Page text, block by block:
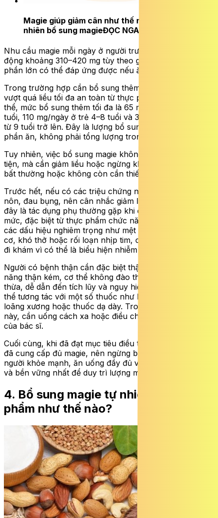
Magie giúp giảm cân như thế nào, các nguồn tự
nhiên bổ sung magieĐỌC NGAY
Nhu cầu magie mỗi ngày ở người trưởng thành dao
động khoảng 310–420 mg tùy theo giới tính, độ tuổi, và
phần lớn có thể đáp ứng được nếu ăn uống đầy đủ.
Trong trường hợp cần bổ sung thêm, cần lưu ý không
vượt quá liều tối đa an toàn từ thực phẩm chức năng. Cụ
thể, mức bổ sung thêm tối đa là 65 mg/ngày ở trẻ 1–3
tuổi, 110 mg/ngày ở trẻ 4–8 tuổi và 350 mg/ngày ở người
từ 9 tuổi trở lên. Đây là lượng bổ sung thêm ngoài khẩu
phần ăn, không phải tổng lượng trong ngày.
Tuy nhiên, việc bổ sung magie không nên kéo dài tùy
tiện, mà cần giảm liều hoặc ngừng khi xuất hiện dấu hiệu
bất thường hoặc không còn cần thiết.
Trước hết, nếu có các triệu chứng như tiêu chảy, buồn
nôn, đau bụng, nên cân nhắc giảm liều hoặc ngừng vì
đây là tác dụng phụ thường gặp khi dùng magie quá
mức, đặc biệt từ thực phẩm chức năng. Nếu xuất hiện
các dấu hiệu nghiêm trọng như mệt lả, tụt huyết áp, yếu
cơ, khó thở hoặc rối loạn nhịp tim, cần ngừng ngay và
đi khám vì có thể là biểu hiện nhiễm độc magie.
Người có bệnh thận cần đặc biệt thận trọng. Khi chức
năng thận kém, cơ thể không đào thải được magie dư
thừa, dễ dẫn đến tích lũy và nguy hiểm. Magie cũng có
thể tương tác với một số thuốc như kháng sinh, thuốc
loãng xương hoặc thuốc dạ dày. Trong các trường hợp
này, cần uống cách xa hoặc điều chỉnh theo hướng dẫn
của bác sĩ.
Cuối cùng, khi đã đạt mục tiêu điều trị hoặc chế độ ăn
đã cung cấp đủ magie, nên ngừng bổ sung. Với đa số
người khỏe mạnh, ăn uống đầy đủ vẫn là cách an toàn
và bền vững nhất để duy trì lượng magie cần thiết.
4. Bổ sung magie tự nhiên từ thực
phẩm như thế nào?